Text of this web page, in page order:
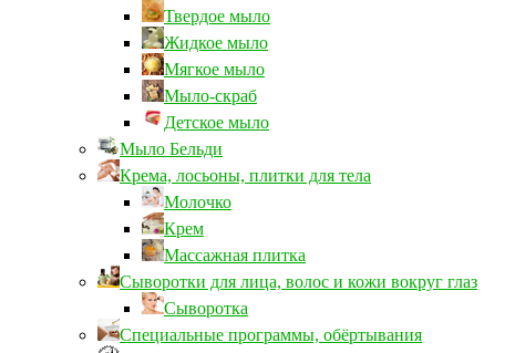
Твердое мыло
Жидкое мыло
Мягкое мыло
Мыло-скраб
Детское мыло
Мыло Бельди
Крема, лосьоны, плитки для тела
Молочко
Крем
Массажная плитка
Сыворотки для лица, волос и кожи вокруг глаз
Сыворотка
Специальные программы, обёртывания